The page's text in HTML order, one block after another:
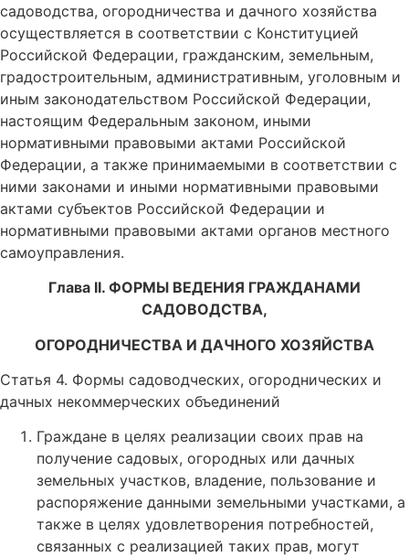
садоводства, огородничества и дачного хозяйства
осуществляется в соответствии с Конституцией
Российской Федерации, гражданским, земельным,
градостроительным, административным, уголовным и
иным законодательством Российской Федерации,
настоящим Федеральным законом, иными
нормативными правовыми актами Российской
Федерации, а также принимаемыми в соответствии с
ними законами и иными нормативными правовыми
актами субъектов Российской Федерации и
нормативными правовыми актами органов местного
самоуправления.
Глава II. ФОРМЫ ВЕДЕНИЯ ГРАЖДАНАМИ
САДОВОДСТВА,
ОГОРОДНИЧЕСТВА И ДАЧНОГО ХОЗЯЙСТВА
Статья 4. Формы садоводческих, огороднических и
дачных некоммерческих объединений
Граждане в целях реализации своих прав на
получение садовых, огородных или дачных
земельных участков, владение, пользование и
распоряжение данными земельными участками, а
также в целях удовлетворения потребностей,
связанных с реализацией таких прав, могут